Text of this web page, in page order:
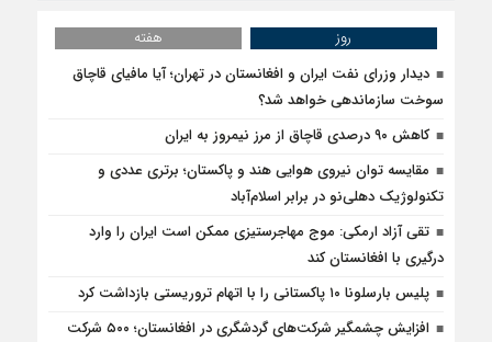
روز
هفته
دیدار وزرای نفت ایران و افغانستان در تهران؛ آیا مافیای قاچاق
سوخت سازماندهی خواهد شد؟
کاهش ۹۰ درصدی قاچاق از مرز نیمروز به ایران
مقایسه توان نیروی هوایی هند و پاکستان؛ برتری عددی و
تکنولوژیک دهلی‌نو در برابر اسلام‌آباد
تقی آزاد ارمکی: موج مهاجرستیزی ممکن است ایران را وارد
درگیری با افغانستان کند
پلیس بارسلونا ۱۰ پاکستانی را با اتهام تروریستی بازداشت کرد
افزایش چشمگیر شرکت‌های گردشگری در افغانستان؛ ۵۰۰ شرکت